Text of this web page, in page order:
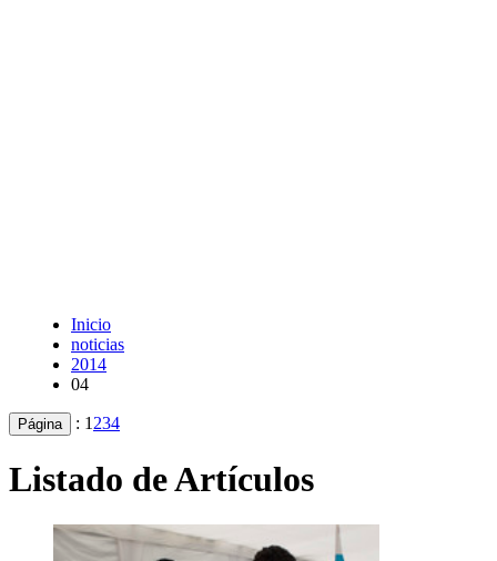
Inicio
noticias
2014
04
Página : 1 234
Listado de Artículos